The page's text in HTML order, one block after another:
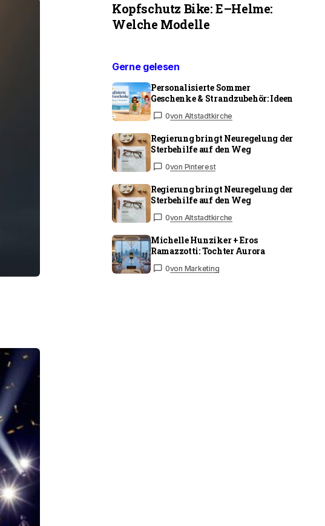
Kopfschutz Bike: E–Helme:
Welche Modelle
Gerne gelesen
Personalisierte Sommer
Geschenke & Strandzubehör: Ideen
0von Altstadtkirche
Regierung bringt Neuregelung der
Sterbehilfe auf den Weg
0von Pinterest
Regierung bringt Neuregelung der
Sterbehilfe auf den Weg
0von Altstadtkirche
Michelle Hunziker + Eros
Ramazzotti: Tochter Aurora
0von Marketing